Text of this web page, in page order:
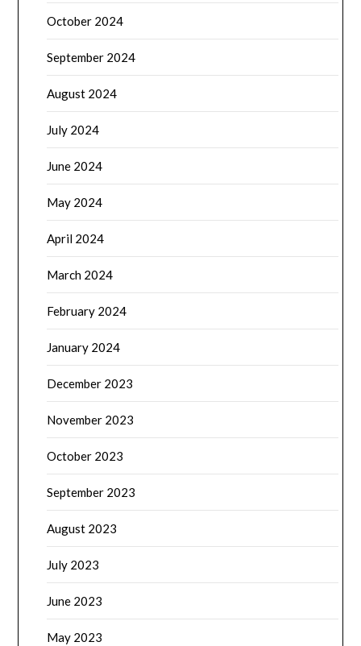
October 2024
September 2024
August 2024
July 2024
June 2024
May 2024
April 2024
March 2024
February 2024
January 2024
December 2023
November 2023
October 2023
September 2023
August 2023
July 2023
June 2023
May 2023